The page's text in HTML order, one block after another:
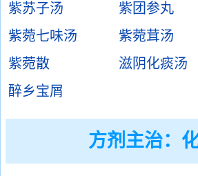
紫苏子汤
紫团参丸
紫菀七味汤
紫菀茸汤
紫菀散
滋阴化痰汤
醉乡宝屑
方剂主治：